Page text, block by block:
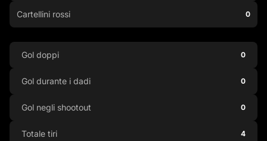
Cartellini rossi 0
Gol doppi 0
Gol durante i dadi 0
Gol negli shootout 0
Totale tiri 4